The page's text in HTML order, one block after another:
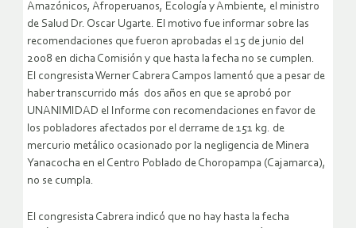
Amazónicos, Afroperuanos, Ecología y Ambiente, el ministro
de Salud Dr. Oscar Ugarte. El motivo fue informar sobre las
recomendaciones que fueron aprobadas el 15 de junio del
2008 en dicha Comisión y que hasta la fecha no se cumplen.
El congresista Werner Cabrera Campos lamentó que a pesar de
haber transcurrido más dos años en que se aprobó por
UNANIMIDAD el Informe con recomendaciones en favor de
los pobladores afectados por el derrame de 151 kg. de
mercurio metálico ocasionado por la negligencia de Minera
Yanacocha en el Centro Poblado de Choropampa (Cajamarca),
no se cumpla.
El congresista Cabrera indicó que no hay hasta la fecha